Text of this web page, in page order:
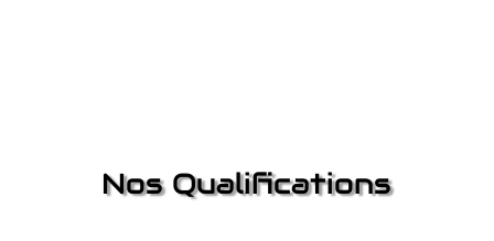
Nos Qualifications